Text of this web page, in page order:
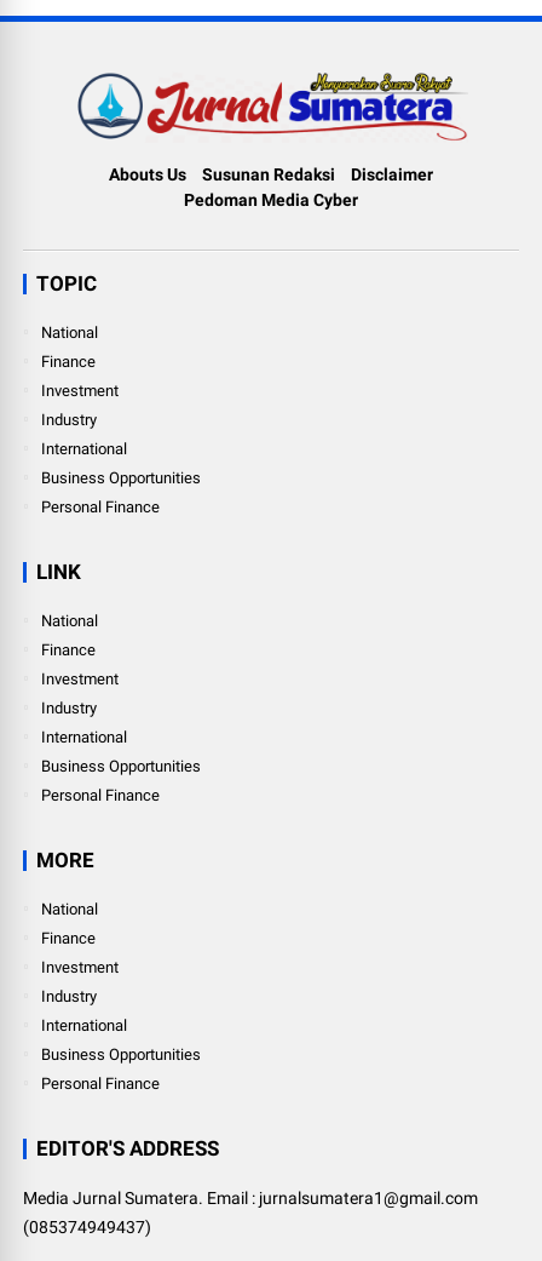
Abouts Us Susunan Redaksi
Disclaimer
Pedoman Media Cyber
TOPIC
National
Finance
Investment
Industry
International
Business Opportunities
Personal Finance
LINK
National
Finance
Investment
Industry
International
Business Opportunities
Personal Finance
MORE
National
Finance
Investment
Industry
International
Business Opportunities
Personal Finance
EDITOR'S ADDRESS
Media Jurnal Sumatera. Email : jurnalsumatera1@gmail.com
(085374949437)